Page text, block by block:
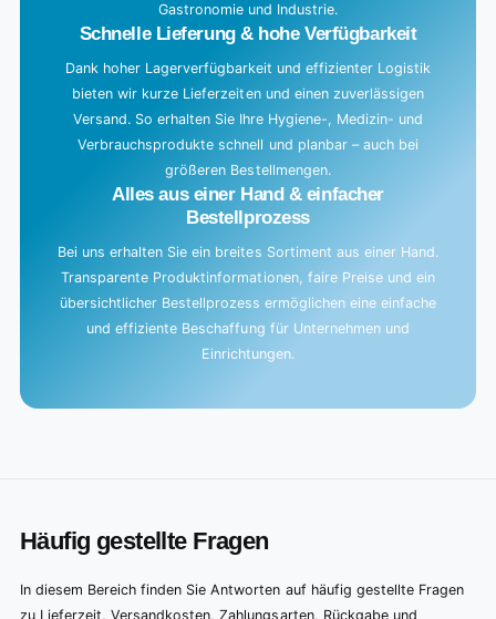
Gastronomie und Industrie.
Schnelle Lieferung & hohe Verfügbarkeit
Dank hoher Lagerverfügbarkeit und effizienter Logistik
bieten wir kurze Lieferzeiten und einen zuverlässigen
Versand. So erhalten Sie Ihre Hygiene-, Medizin- und
Verbrauchsprodukte schnell und planbar – auch bei
größeren Bestellmengen.
Alles aus einer Hand & einfacher
Bestellprozess
Bei uns erhalten Sie ein breites Sortiment aus einer Hand.
Transparente Produktinformationen, faire Preise und ein
übersichtlicher Bestellprozess ermöglichen eine einfache
und effiziente Beschaffung für Unternehmen und
Einrichtungen.
Häufig gestellte Fragen
In diesem Bereich finden Sie Antworten auf häufig gestellte Fragen
zu Lieferzeit, Versandkosten, Zahlungsarten, Rückgabe und